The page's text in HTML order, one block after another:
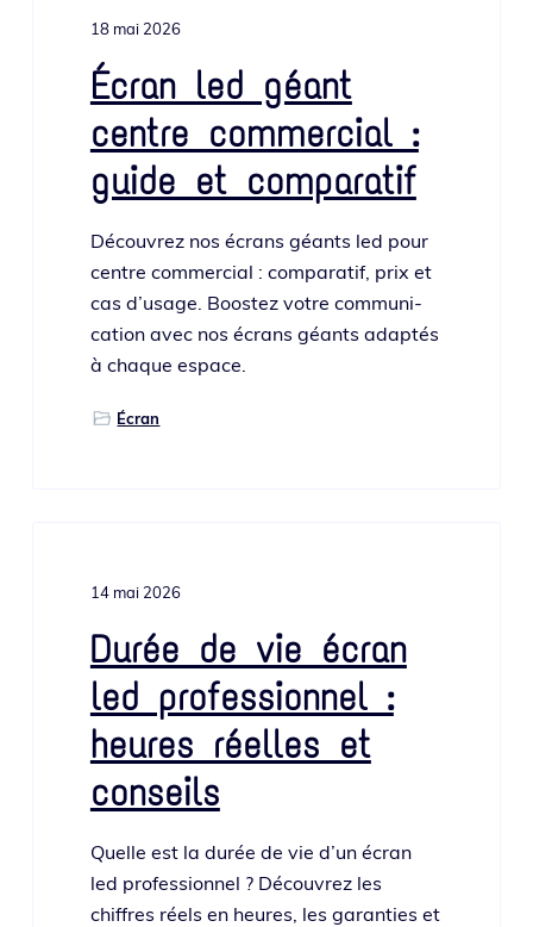
18 mai 2026
Écran led géant
centre commercial :
guide et comparatif
Découvrez nos écrans géants led pour
centre com­mer­cial : com­pa­ra­tif, prix et
cas d’u­sage. Boostez votre com­mu­ni­
ca­tion avec nos écrans géants adap­tés
à chaque espace.
Écran
14 mai 2026
Durée de vie écran
led professionnel :
heures réelles et
conseils
Quelle est la durée de vie d’un écran
led pro­fes­sion­nel ? Découvrez les
chiffres réels en heures, les garan­ties et